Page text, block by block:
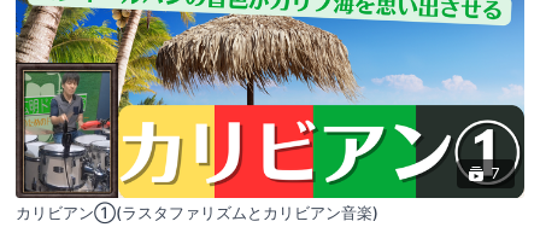
7
カリビアン①(ラスタファリズムとカリビアン音楽)